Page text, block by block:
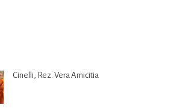
Cinelli, Rez. Vera Amicitia